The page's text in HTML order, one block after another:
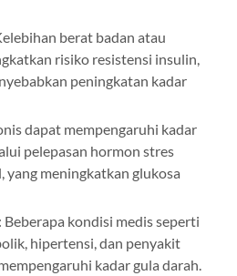
berat badan atau
risiko resistensi insulin,
peningkatan kadar
dapat mempengaruhi kadar
pelepasan hormon stres
yang meningkatkan glukosa
Beberapa kondisi medis seperti
hipertensi, dan penyakit
kadar gula darah.